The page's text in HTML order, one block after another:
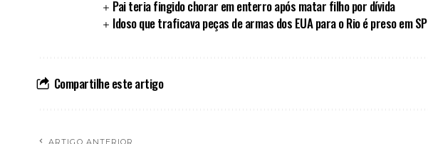
Pai teria fingido chorar em enterro após matar filho por dívida
Idoso que traficava peças de armas dos EUA para o Rio é preso em SP
Compartilhe este artigo
ARTIGO ANTERIOR